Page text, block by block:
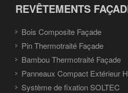
REVÊTEMENTS
Bois Composite Façade
Pin Thermotraité Façade
Bambou Thermotraité Façade
Panneaux Compact Extérieur
Système de fixation SOLTEC